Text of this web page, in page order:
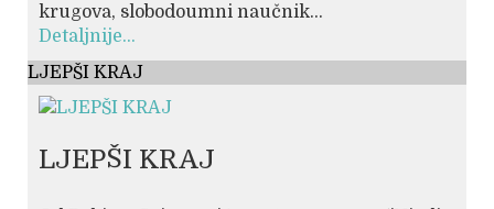
krugova, slobodoumni naučnik...
Detaljnije...
LJEPŠI KRAJ
LJEPŠI KRAJ